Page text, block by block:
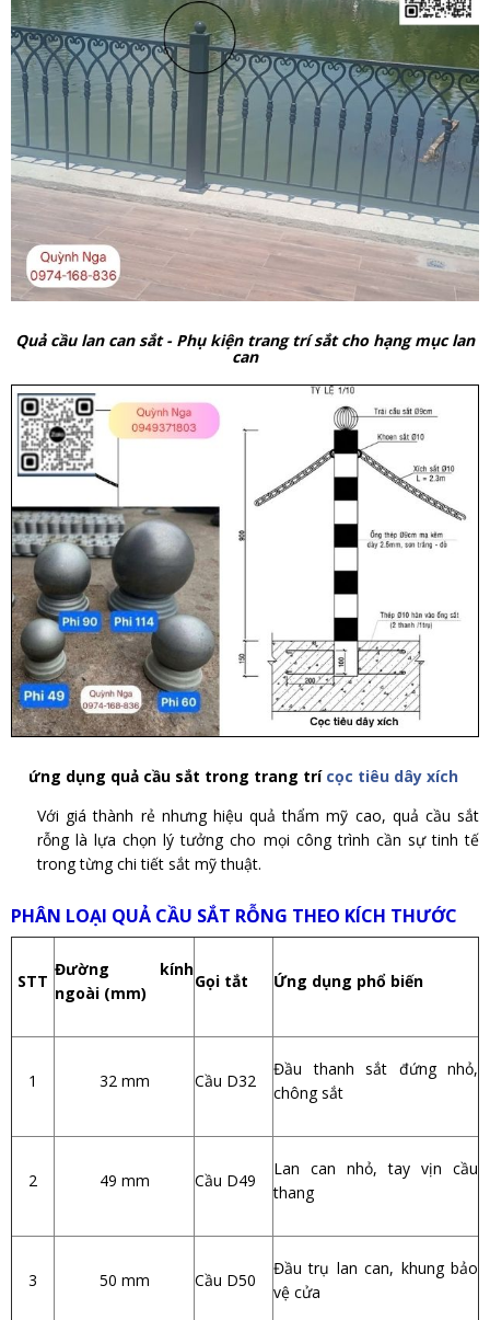
Quả cầu lan can sắt - Phụ kiện trang trí sắt cho hạng mục lan
can
ứng dụng quả cầu sắt trong trang trí cọc tiêu dây xích
Với giá thành rẻ nhưng hiệu quả thẩm mỹ cao, quả cầu sắt
rỗng là lựa chọn lý tưởng cho mọi công trình cần sự tinh tế
trong từng chi tiết sắt mỹ thuật.
PHÂN LOẠI QUẢ CẦU SẮT RỖNG THEO KÍCH THƯỚC
STT
Đường kính
ngoài (mm)
Gọi tắt Ứng dụng phổ biến
1 32 mm Cầu D32
Đầu thanh sắt đứng nhỏ,
chông sắt
2 49 mm Cầu D49
Lan can nhỏ, tay vịn cầu
thang
3 50 mm Cầu D50
Đầu trụ lan can, khung bảo
vệ cửa